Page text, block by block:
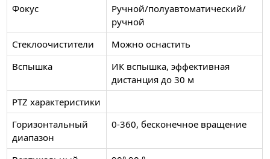
Фокус
Ручной/полуавтоматический/
ручной
Стеклоочистители
Можно оснастить
Вспышка
ИК вспышка, эффективная
дистанция до 30 м
PTZ характеристики
Горизонтальный
диапазон
0-360, бесконечное вращение